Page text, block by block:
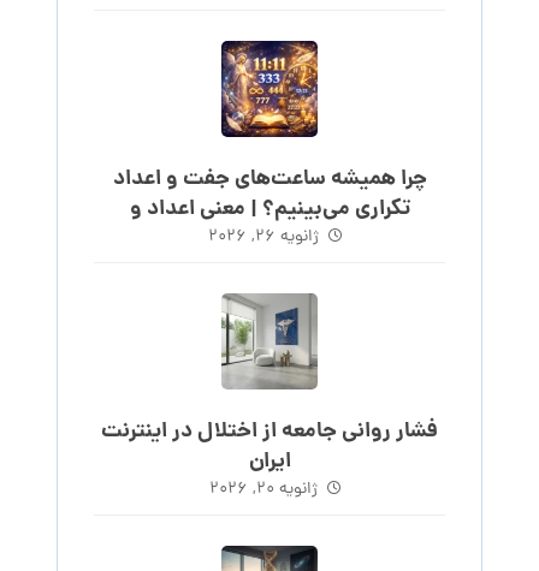
چرا همیشه ساعت‌های جفت و اعداد
تکراری می‌بینیم؟ | معنی اعداد و
ساعت‌های روند
ژانویه ۲۶, ۲۰۲۶
فشار روانی جامعه از اختلال در اینترنت
ایران
ژانویه ۲۰, ۲۰۲۶